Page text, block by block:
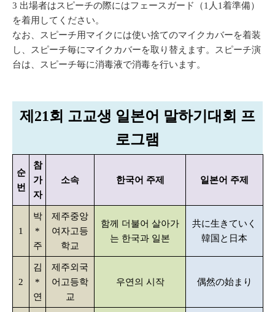
3 出場者はスピーチの際にはフェースガード（1人1着準備）
を着用してください。
なお、スピーチ用マイクには使い捨てのマイクカバーを着装
し、スピーチ毎にマイクカバーを取り替えます。スピーチ演
台は、スピーチ毎に消毒液で消毒を行います。
제21회 고교생 일본어 말하기대회 프
로그램
순
번
참
가
자
소속 한국어 주제 일본어 주제
1
박
*
주
제주중앙
여자고등
학교
함께 더불어 살아가
는 한국과 일본
共に生きていく
韓国と日本
2
김
*
연
제주외국
어고등학
교
우연의 시작 偶然の始まり